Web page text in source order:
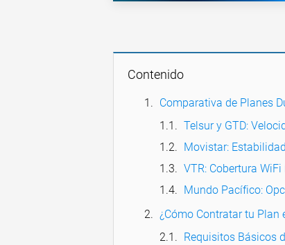
Contenido
Comparativa de Planes
Telsur y GTD:
Movistar:
VTR: Cobertura
Mundo Pacífico:
¿Cómo Contratar tu Plan
Requisitos Básicos